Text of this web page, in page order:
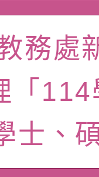
70歲以
吃得安
同仁踴
第2次
(無人
度閱讀
業研習
智慧
務處
「
士、